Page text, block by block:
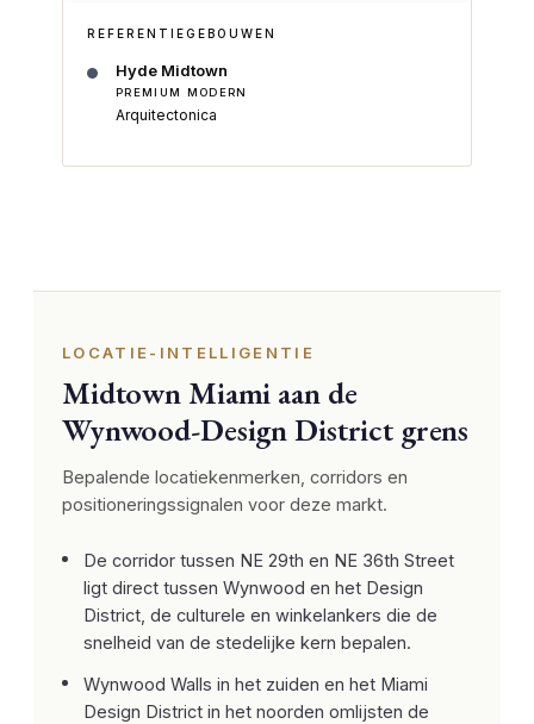
REFERENTIEGEBOUWEN
Hyde Midtown
PREMIUM MODERN
Arquitectonica
LOCATIE-INTELLIGENTIE
Midtown Miami aan de
Wynwood-Design District grens
Bepalende locatiekenmerken, corridors en
positioneringssignalen voor deze markt.
De corridor tussen NE 29th en NE 36th Street
ligt direct tussen Wynwood en het Design
District, de culturele en winkelankers die de
snelheid van de stedelijke kern bepalen.
Wynwood Walls in het zuiden en het Miami
Design District in het noorden omlijsten de